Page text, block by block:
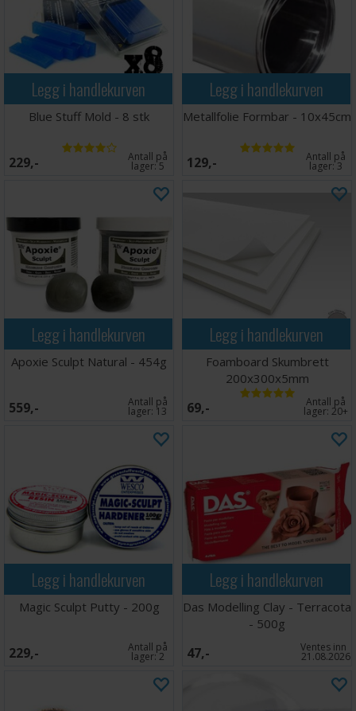
Legg i handlekurven
Blue Stuff Mold - 8 stk
229,- Antall på
lager:5
Legg i handlekurven
Metallfolie Formbar - 10x45cm
129,- Antall på
lager:3
Legg i handlekurven
Apoxie Sculpt Natural - 454g
559,- Antall på
lager: 13
Legg i handlekurven
Foamboard Skumbrett
200x300x5mm
69,- Antall på
lager: 20+
Legg i handlekurven
Magic Sculpt Putty - 200g
229,- Antall på
lager:2
Legg i handlekurven
Das Modelling Clay - Terracota
- 500g
47,- Ventes inn
21.08.2026